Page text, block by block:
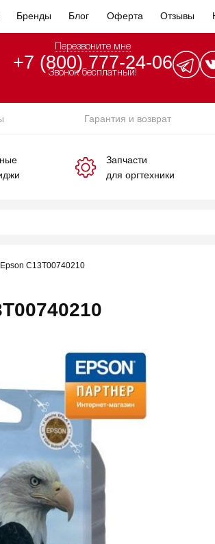
Бренды Блог Оферта Отзывы
Перезвоните мне
+7 (800) 777-24-06
Звонок бесплатный!
Гарантия и возврат
Запчасти
для оргтехники
C13T00740210